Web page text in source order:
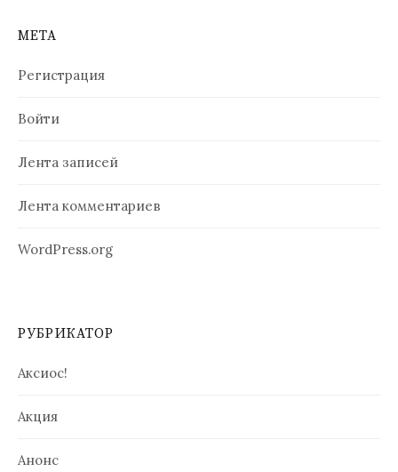
МЕТА
Регистрация
Войти
Лента записей
Лента комментариев
WordPress.org
РУБРИКАТОР
Аксиос!
Акция
Анонс